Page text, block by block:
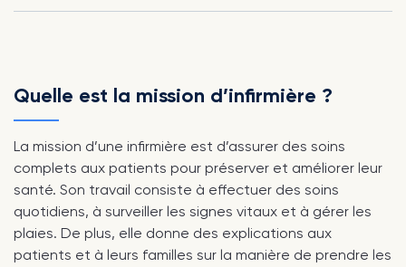
Quelle est la mission d’infirmière ?
La mission d’une infirmière est d’assurer des soins
complets aux patients pour préserver et améliorer leur
santé. Son travail consiste à effectuer des soins
quotidiens, à surveiller les signes vitaux et à gérer les
plaies. De plus, elle donne des explications aux
patients et à leurs familles sur la manière de prendre les